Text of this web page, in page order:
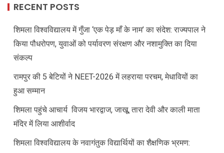
RECENT POSTS
शिमला विश्वविद्यालय में गुँजा ‘एक पेड़ माँ के नाम’ का संदेश: राज्यपाल ने
किया पौधरोपण, युवाओं को पर्यावरण संरक्षण और नशामुक्ति का दिया
संकल्प
रामपुर की 5 बेटियों ने NEET-2026 में लहराया परचम, मेधावियों का
हुआ सम्मान
शिमला पहुंचे आचार्य विजय भारद्वाज, जाखू, तारा देवी और काली माता
मंदिर में लिया आशीर्वाद
शिमला विश्वविद्यालय के नवागंतुक विद्यार्थियों का शैक्षणिक भ्रमण: